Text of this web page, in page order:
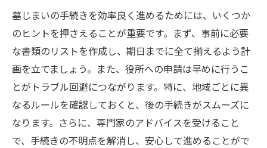
墓じまいの手続きを効率良く進めるためには、いくつか
のヒントを押さえることが重要です。まず、事前に必要
な書類のリストを作成し、期日までに全て揃えるよう計
画を立てましょう。また、役所への申請は早めに行うこ
とがトラブル回避につながります。特に、地域ごとに異
なるルールを確認しておくと、後の手続きがスムーズに
なります。さらに、専門家のアドバイスを受けること
で、手続きの不明点を解消し、安心して進めることがで